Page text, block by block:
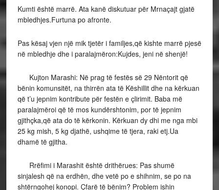
Kumti është marrë. Ata kanë diskutuar për Mrnaçajt gjatë
mbledhjes.Furtuna po afronte.
Pas kësaj vjen një mik tjetër i familjes,që kishte marrë pjesë
në mbledhje dhe i paralajmëron:Kujdes, jeni në shenjë!
Kujton Marashi: Në prag të festës së 29 Nëntorit që
bënin komunsitët, na thirrën ata të Këshillit dhe na kërkuan
që t’u jepnim kontribute për festën e çlirimit. Baba më
paralajmëroi që të mos kundërshtonim, por të jepnim
gjithçka,që ata do të kërkonin. Kërkuan dy dhi me nga mbi
25 kg mish, 5 kg djathë, ushqime të tjera, raki etj.Ua
dhamë të gjitha.
Rrëfimi i Marashit është drithërues: Pas shumë
sinjalesh që na erdhën, dhe vetë po e shihnim, se po na
shtërngohej konopi. Çfarë të bënim? Problem ishin